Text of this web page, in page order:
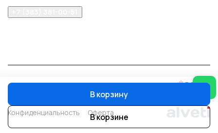
В корзину
В корзине
© 2026 Интер-Двери
Конфиденциальность Оферта